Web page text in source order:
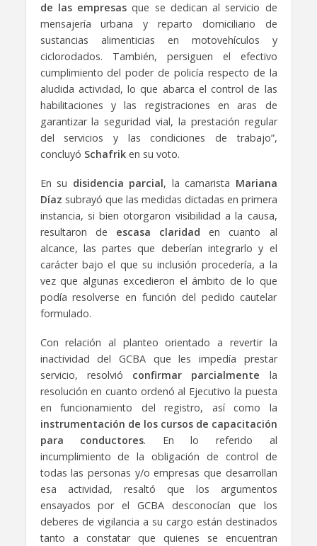
de las empresas que se dedican al servicio de
mensajería urbana y reparto domiciliario de
sustancias alimenticias en motovehículos y
ciclorodados. También, persiguen el efectivo
cumplimiento del poder de policía respecto de la
aludida actividad, lo que abarca el control de las
habilitaciones y las registraciones en aras de
garantizar la seguridad vial, la prestación regular
del servicios y las condiciones de trabajo”,
concluyó Schafriken su voto.
En su disidencia parcial, la camarista Mariana
Díaz subrayó que las medidas dictadas en primera
instancia, si bien otorgaron visibilidad a la causa,
resultaron de escasa claridad en cuanto al
alcance, las partes que deberían integrarlo y el
carácter bajo el que su inclusión procedería, a la
vez que algunas excedieron el ámbito de lo que
podía resolverse en función del pedido cautelar
formulado.
Con relación al planteo orientado a revertir la
inactividad del GCBA que les impedía prestar
servicio, resolvió confirmar parcialmente la
resolución en cuanto ordenó al Ejecutivo la puesta
en funcionamiento del registro, así como la
instrumentación de los cursos de capacitación
para conductores. En lo referido al
incumplimiento de la obligación de control de
todas las personas y/o empresas que desarrollan
esa actividad, resaltó que los argumentos
ensayados por el GCBA desconocían que los
deberes de vigilancia a su cargo están destinados
tanto a constatar que quienes se encuentran